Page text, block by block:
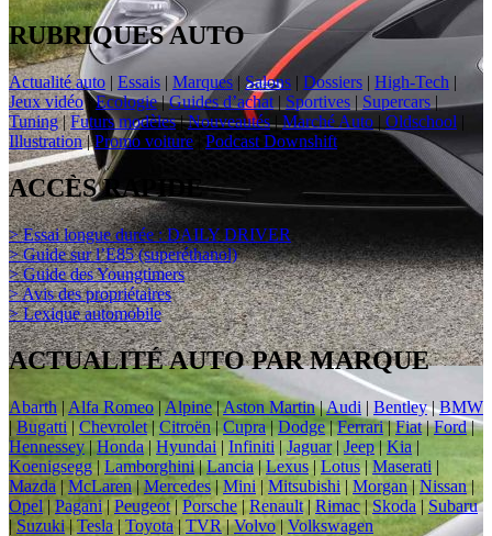
RUBRIQUES AUTO
Actualité auto | Essais | Marques |Salons | Dossiers | High-Tech |
Jeux vidéo|Ecologie|Guides d’achat | Sportives | Supercars |
Tuning|Futurs modèles|Nouveautés|Marché Auto | Oldschool |
Illustration|Promo voiture Podcast Downshift
ACCÈS RAPIDE
> Essai longue durée : DAILY DRIVER
> Guide sur l’E85 (superéthanol)
> Guide des Youngtimers
> Avis des propriétaires
> Lexique automobile
ACTUALITÉ AUTO PAR MARQUE
Abarth | Alfa Romeo|Alpine|Aston Martin|Audi | Bentley|BMW
| Bugatti|Chevrolet|Citroën |Cupra|Dodge|Ferrari|Fiat|Ford|
Hennessey|Honda| Hyundai | Infiniti |Jaguar| Jeep|Kia |
Koenigsegg|Lamborghini|Lancia|Lexus | Lotus| Maserati |
Mazda |McLaren|Mercedes | Mini | Mitsubishi | Morgan|Nissan|
Opel | Pagani|Peugeot|Porsche|Renault| Rimac|Skoda | Subaru
| Suzuki|Tesla| Toyota | TVR|Volvo| Volkswagen